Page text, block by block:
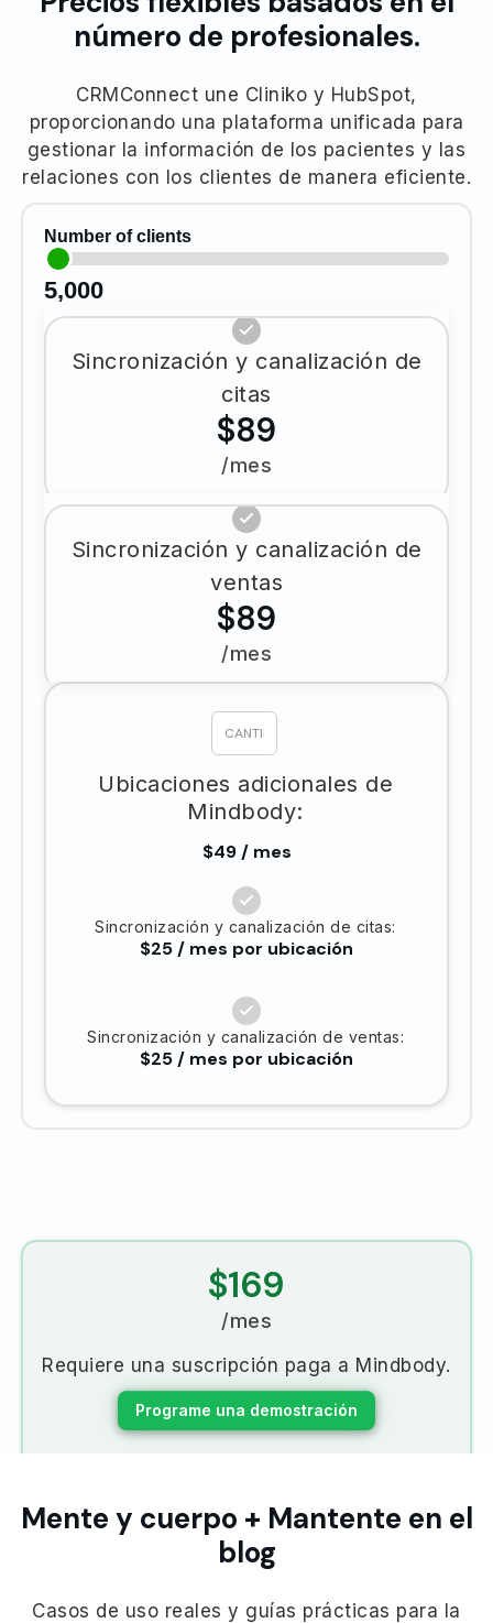
número de profesionales.
CRMConnect une Cliniko y HubSpot,
proporcionando una plataforma unificada para
gestionar la información de los pacientes y las
relaciones con los clientes de manera eficiente.
Number of clients
5,000
Sincronización y canalización de
citas
$89
/mes
Sincronización y canalización de
ventas
$89
/mes
Ubicaciones adicionales de
Mindbody:
$49 / mes
Sincronización y canalización de citas:
$25 / mes por ubicación
Sincronización y canalización de ventas:
$25 / mes por ubicación
$169
/mes
Requiere una suscripción paga a Mindbody.
Programe una demostración
Mente y cuerpo + Mantente en el
blog
Casos de uso reales y guías prácticas para la